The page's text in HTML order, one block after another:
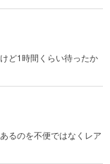
ど1時間くらい待ったか
るのを不便ではなくレア